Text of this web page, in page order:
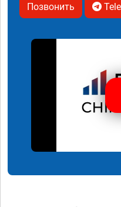
Позвонить